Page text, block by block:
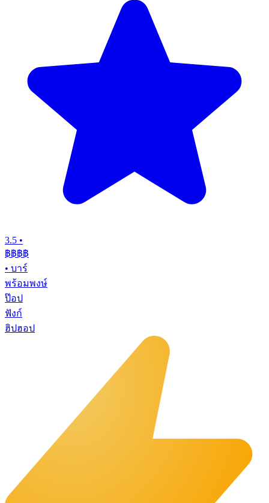
3.5 •
฿฿฿฿
• บาร์
พร้อมพงษ์
ป๊อป
ฟังก์
ฮิปฮอป